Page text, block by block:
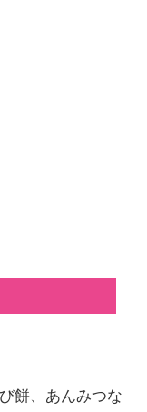
餅、あんみつな